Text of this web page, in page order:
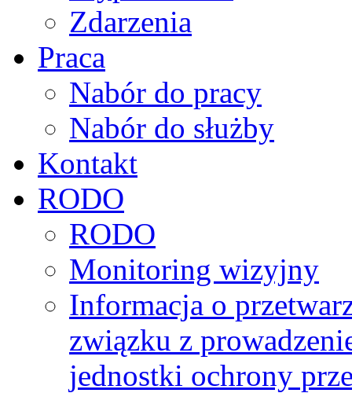
Zdarzenia
Praca
Nabór do pracy
Nabór do służby
Kontakt
RODO
RODO
Monitoring wizyjny
Informacja o
związku z
jednostki ochrony